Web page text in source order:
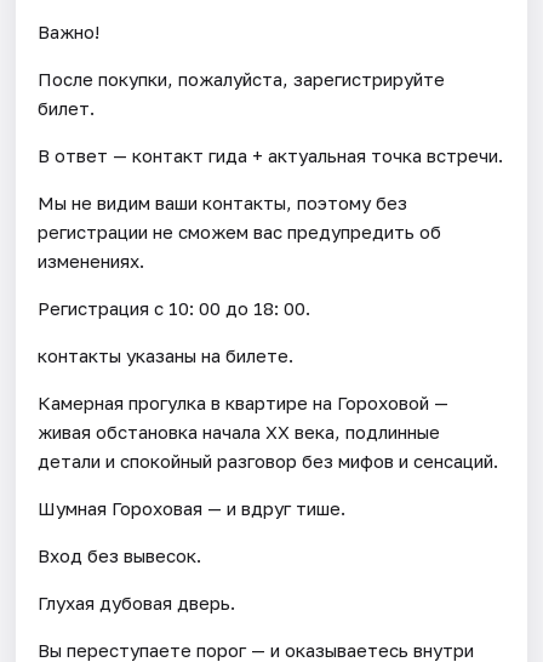
Важно!
После покупки, пожалуйста, зарегистрируйте
билет.
В ответ — контакт гида + актуальная точка встречи.
Мы не видим ваши контакты, поэтому без
регистрации не сможем вас предупредить об
изменениях.
Регистрация с 10: 00 до 18: 00.
контакты указаны на билете.
Камерная прогулка в квартире на Гороховой —
живая обстановка начала XX века, подлинные
детали и спокойный разговор без мифов и сенсаций.
Шумная Гороховая — и вдруг тише.
Вход без вывесок.
Глухая дубовая дверь.
Вы переступаете порог — и оказываетесь внутри